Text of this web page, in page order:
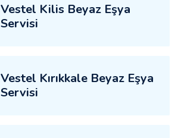
Vestel Kilis Beyaz Eşya
Servisi
Vestel Kırıkkale Beyaz Eşya
Servisi